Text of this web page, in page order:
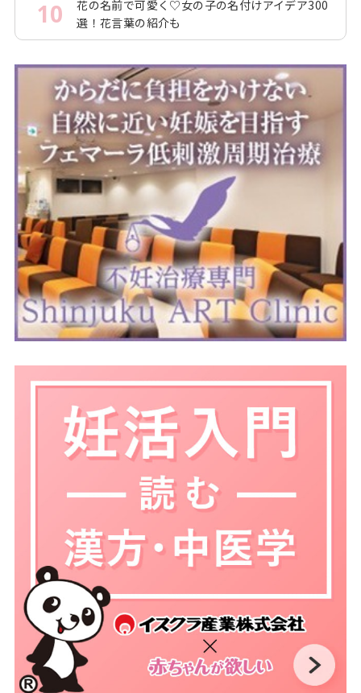
10
花の名前で可愛く♡女の子の名付けアイデア300
選！花言葉の紹介も